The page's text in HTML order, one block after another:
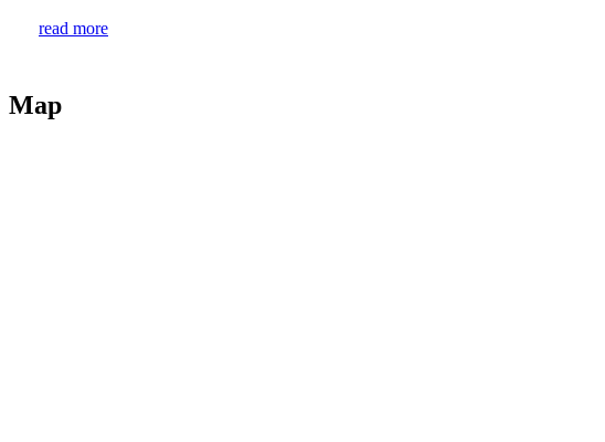
read more
Map